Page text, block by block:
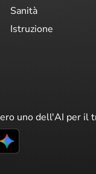
Sanità
Istruzione
uno dell'AI per il